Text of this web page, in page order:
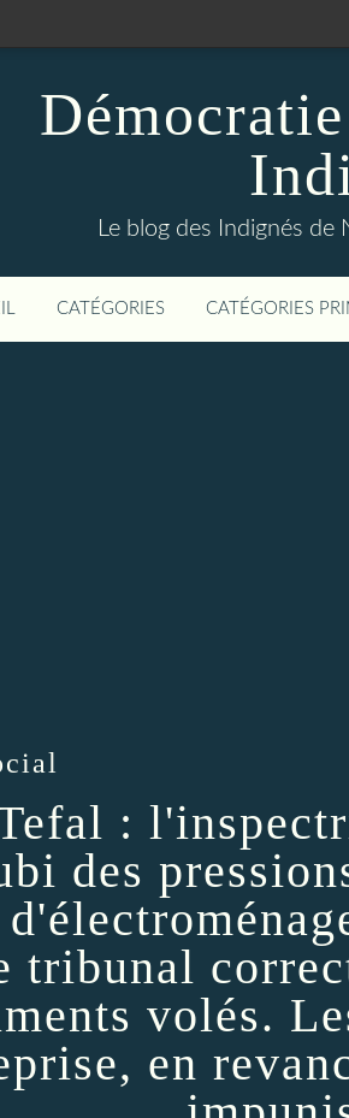
Le blog des Indignés
CATÉGORIES CATÉGORIES
:
des
tribunal
volés.
en